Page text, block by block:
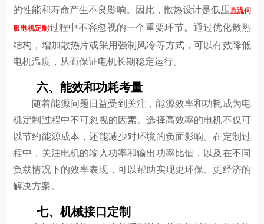
的性能和寿命产生不良影响。因此，散热设计是低压直流伺
服电机定制 过程中不容忽视的一个重要环节。通过优化散热
结构，增加散热片或采用强制风冷等方式，可以有效降低
电机温度，从而保证电机长期稳定运行。
六、能效和功耗考量
随着能源问题日益受到关注，能源效率和功耗成为电
机定制过程中不可忽视的因素。选择高效率的电机不仅可
以节约能源成本，还能减少对环境的负面影响。在定制过
程中，关注电机的输入功率和输出功率比值，以及在不同
负载情况下的效率表现，可以帮助实现更环保、更经济的
解决方案。
七、机械接口定制